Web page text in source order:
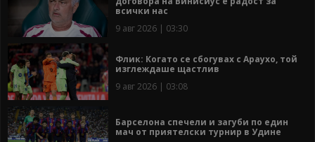
всички нас
9 авг 2026 | 03:30
Флик: Когато се сбогувах с Араухо, той
изглеждаше щастлив
9 авг 2026 | 03:08
Барселона спечели и загуби по един
мач от приятелски турнир в Удине